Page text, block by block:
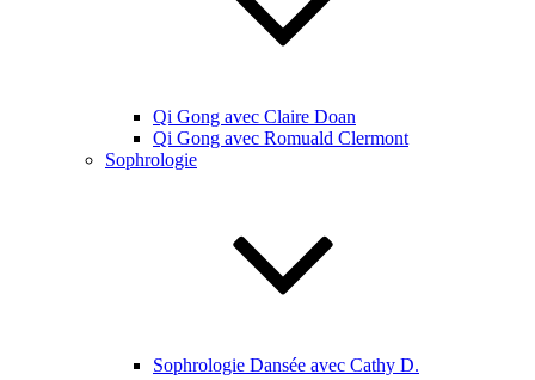
Qi Gong avec Claire Doan
Qi Gong avec Romuald Clermont
Sophrologie
Sophrologie Dansée avec Cathy D.